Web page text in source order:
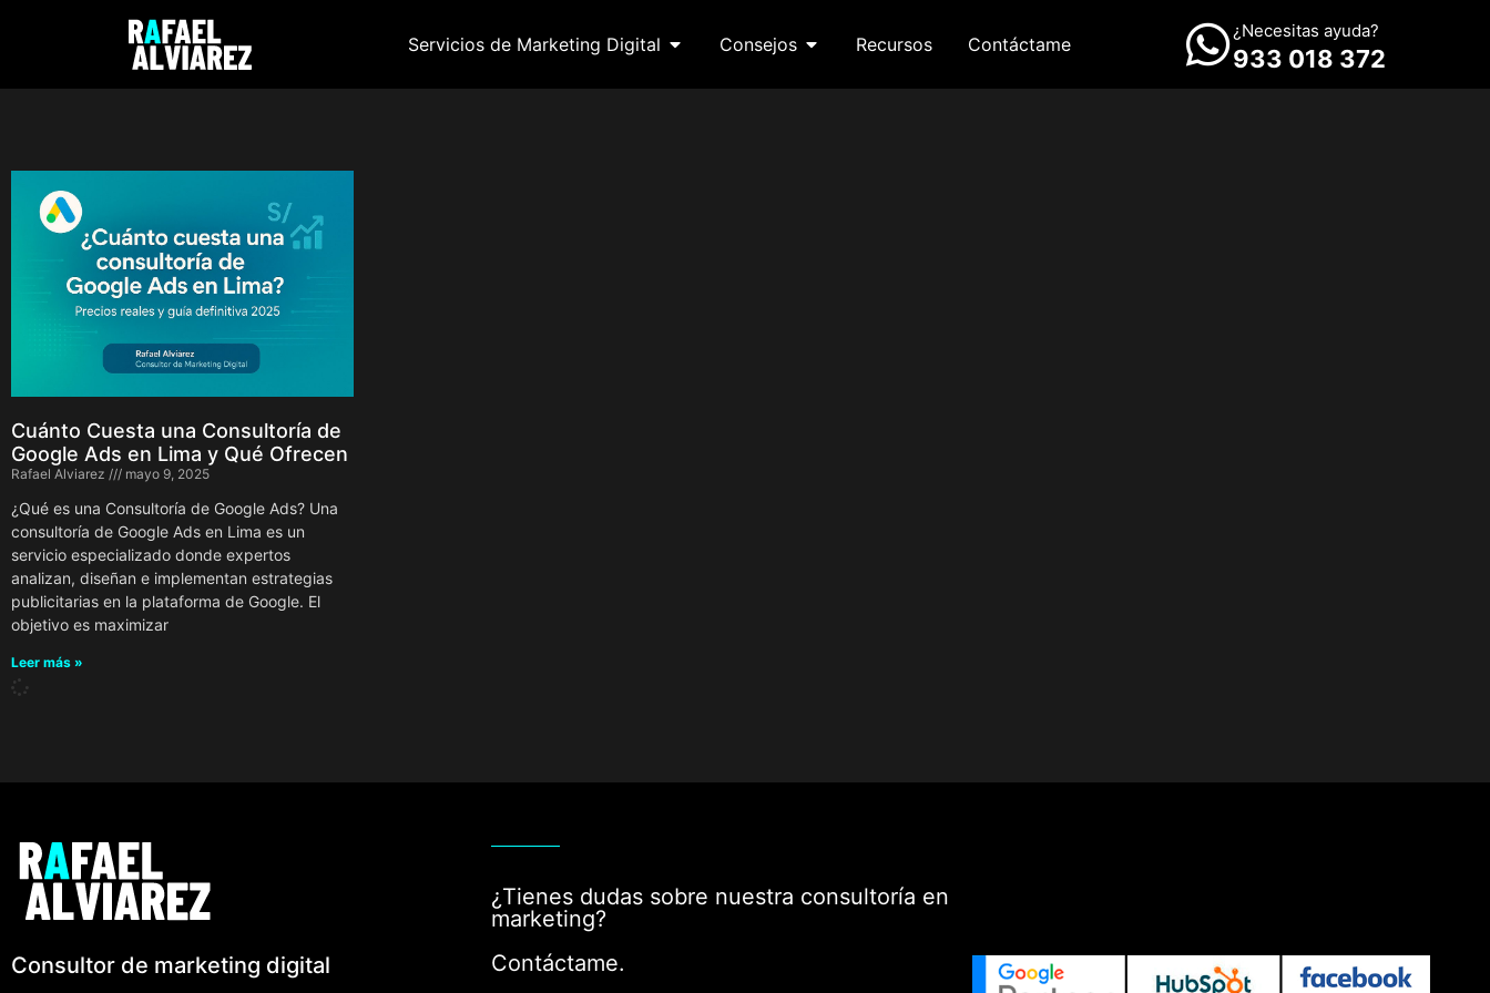
Servicios de Marketing Digital Consejos Recursos Contáctame
¿Necesitas ayuda?
933 018 372
Cuánto Cuesta una Consultoría de
Google Ads en Lima y Qué Ofrecen
Rafael Alviarez mayo 9, 2025
¿Qué es una Consultoría de Google Ads? Una
consultoría de Google Ads en Lima es un
servicio especializado donde expertos
analizan, diseñan e implementan estrategias
publicitarias en la plataforma de Google. El
objetivo es maximizar
Leer más »
Consultor de marketing digital
¿Tienes dudas sobre nuestra consultoría en
marketing?
Contáctame.